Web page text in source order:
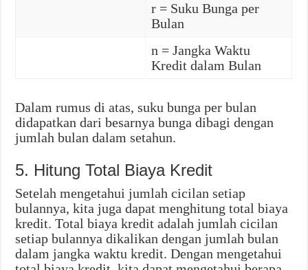
r = Suku Bunga per
Bulan
n = Jangka Waktu
Kredit dalam Bulan
Dalam rumus di atas, suku bunga per bulan
didapatkan dari besarnya bunga dibagi dengan
jumlah bulan dalam setahun.
5. Hitung Total Biaya Kredit
Setelah mengetahui jumlah cicilan setiap
bulannya, kita juga dapat menghitung total biaya
kredit. Total biaya kredit adalah jumlah cicilan
setiap bulannya dikalikan dengan jumlah bulan
dalam jangka waktu kredit. Dengan mengetahui